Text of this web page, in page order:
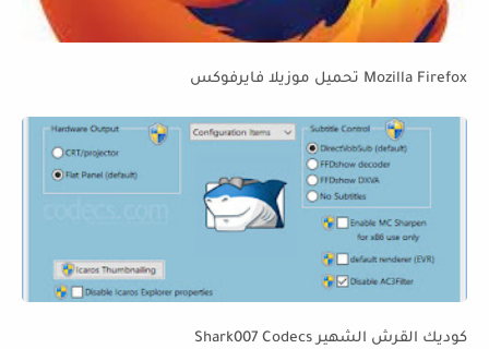
Mozilla Firefox تحميل موزيلا فايرفوكس
كوديك القرش الشهير Shark007 Codecs